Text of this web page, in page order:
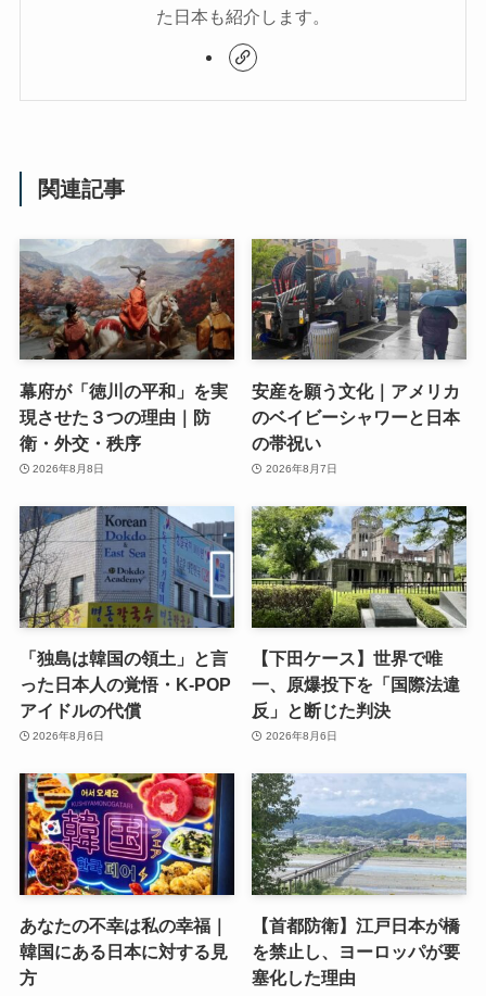
た日本も紹介します。
関連記事
幕府が「徳川の平和」を実
現させた３つの理由｜防
衛・外交・秩序
2026年8月8日
安産を願う文化｜アメリカ
のベイビーシャワーと日本
の帯祝い
2026年8月7日
「独島は韓国の領土」と言
った日本人の覚悟・K-POP
アイドルの代償
2026年8月6日
【下田ケース】世界で唯
一、原爆投下を「国際法違
反」と断じた判決
2026年8月6日
あなたの不幸は私の幸福｜
韓国にある日本に対する見
方
【首都防衛】江戸日本が橋
を禁止し、ヨーロッパが要
塞化した理由